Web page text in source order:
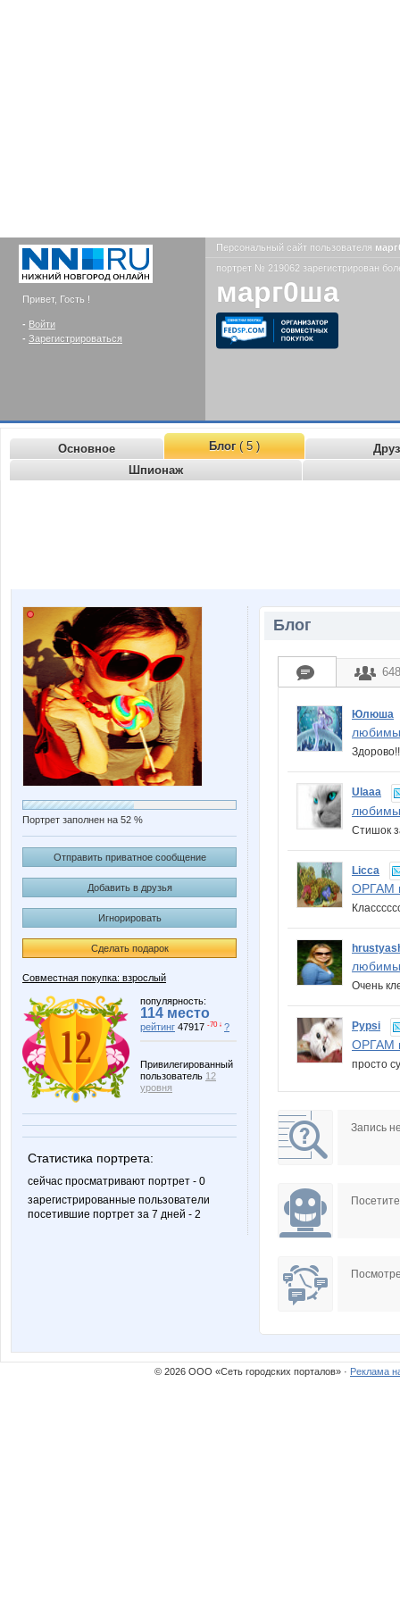
Привет, Гость !
- Войти
- Зарегистрироваться
Персональный сайт пользователя
портрет № 219062 зарегистрирован
марг0ша
Основное Блог( 5 )
Шпионаж
Портрет заполнен на 52 %
Отправить приватное сообщение
Добавить в друзья
Игнорировать
Сделать подарок
Совместная покупка: взрослый
популярность:
114 место
рейтинг 47917 -70 ↓ ?
Привилегированный
пользователь 12
уровня
Статистика портрета:
сейчас просматривают портрет - 0
зарегистрированные пользователи
посетившие портрет за 7 дней - 2
Блог
Юлюша
Ulaaa
Стишок
Licca
ОРГАМ
Очень
Pypsi
ОРГАМ
просто
Запись
© 2026 ООО «Сеть городских порталов» · Реклама